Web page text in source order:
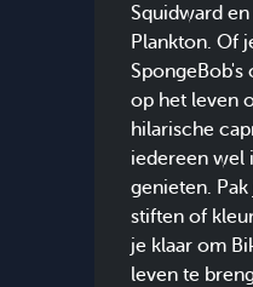
Squidward
Plankton. Of
op het leven
hilarische
iedereen wel
genieten.
stiften of
je klaar om
leven te